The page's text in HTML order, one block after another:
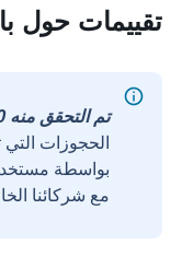
تقييمات حول
تم التحقق منه 100%
الحجوزات
مع شركائنا